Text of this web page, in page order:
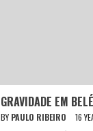
GRAVIDADE EM
BY PAULO RIBEIRO 16